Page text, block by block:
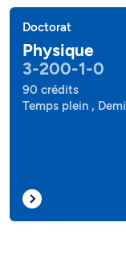
Doctorat
Physique
3-200-1-0
90 crédits
Temps plein ,